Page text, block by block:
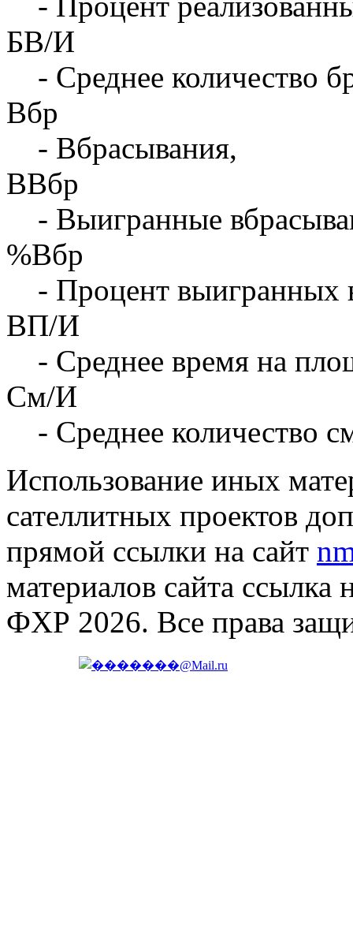
БВ/И
- Среднее количество
Вбр
- Вбрасывания,
ВВбр
- Выигранные
%Вбр
- Процент выигранных
ВП/И
- Среднее время на
См/И
- Среднее количество
Использование иных
сателлитных проектов
прямой ссылки на сайт
материалов сайта ссылка
ФХР 2026. Все права